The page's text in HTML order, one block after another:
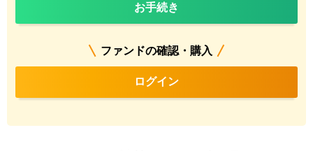
お手続き
ファンドの確認・購入
ログイン